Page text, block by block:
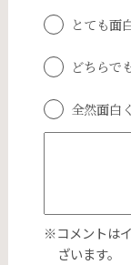
とても面
どちらで
全然面白
※コメントは
ざいます。